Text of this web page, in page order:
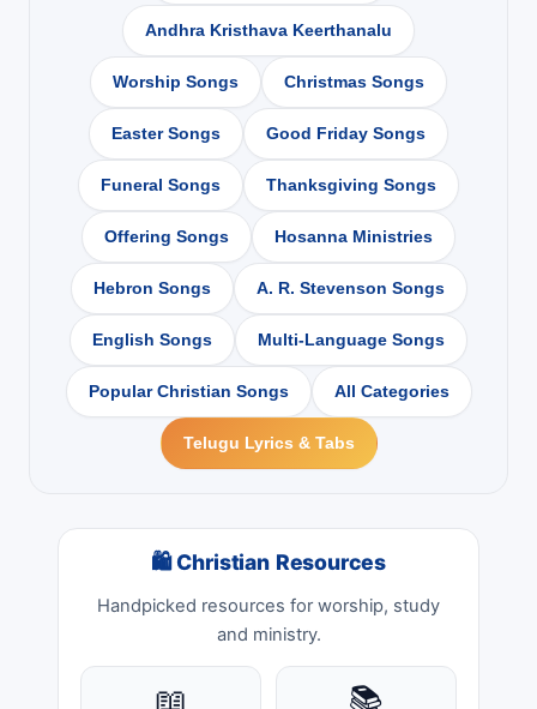
Andhra Kristhava Keerthanalu
Worship Songs Christmas Songs
Easter Songs Good Friday Songs
Funeral Songs Thanksgiving Songs
Offering Songs Hosanna Ministries
Hebron Songs A. R. Stevenson Songs
English Songs Multi-Language Songs
Popular Christian Songs All Categories
Telugu Lyrics & Tabs
🛍 Christian Resources
Handpicked resources for worship, study
and ministry.
📖 📚